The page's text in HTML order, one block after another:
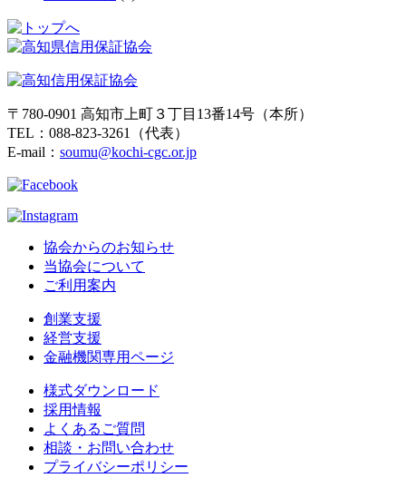
〒780-0901 高知市上町３丁目13番14号（本所）
TEL：088-823-3261（代表）
E-mail： soumu@kochi-cgc.or.jp
協会からのお知らせ
当協会について
ご利用案内
創業支援
経営支援
金融機関専用ページ
様式ダウンロード
採用情報
よくあるご質問
相談・お問い合わせ
プライバシーポリシー